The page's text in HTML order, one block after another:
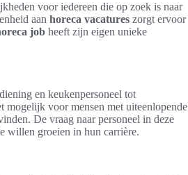
voor iedereen die op zoek is naar
aan horeca vacatures zorgt ervoor
job heeft zijn eigen unieke
en keukenpersoneel tot
mogelijk voor mensen met uiteenlopende
De vraag naar personeel in deze
willen groeien in hun carrière.